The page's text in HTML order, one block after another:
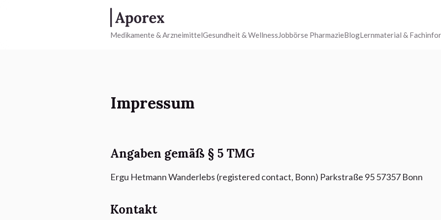
Medikamente & ArzneimittelGesundheit & Wellness Jobbörse PharmazieBlogLernmaterial &
Impressum
Angaben gemäß § 5 TMG
Ergu Hetmann Wanderlebs (registered contact, Bonn) Parkstraße 95 57357 Bonn
Kontakt